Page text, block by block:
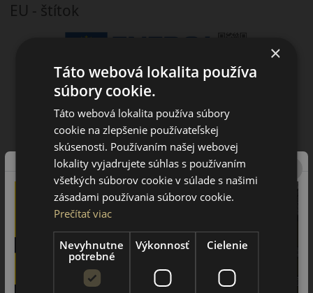
EU - štítok
×
Táto webová lokalita používa
súbory cookie.
Táto webová lokalita používa súbory
cookie na zlepšenie používateľskej
skúsenosti. Používaním našej webovej
lokality vyjadrujete súhlas s používaním
všetkých súborov cookie v súlade s našimi
zásadami používania súborov cookie.
Prečítať viac
Nevyhnutne
potrebné
Výkonnosť Cielenie